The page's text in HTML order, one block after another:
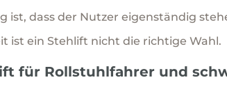
ist, dass der Nutzer eigenständig
ist ein Stehlift nicht die richtige Wahl.
für Rollstuhlfahrer und